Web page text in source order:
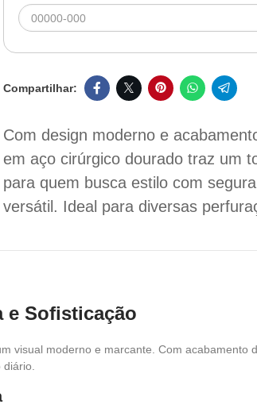
Com design moderno e
em aço cirúrgico dourado traz um
para quem busca estilo com
versátil. Ideal para diversas
e Sofisticação
visual moderno e marcante. Com